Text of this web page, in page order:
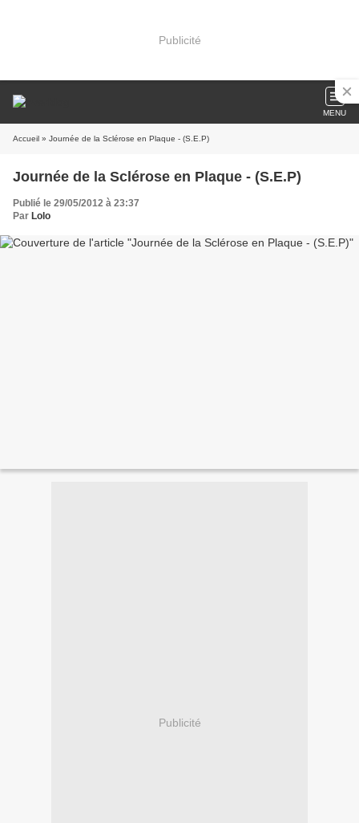
Publicité
MENU
Accueil » Journée de la Sclérose en Plaque - (S.E.P)
Journée de la Sclérose en Plaque - (S.E.P)
Publié le 29/05/2012 à 23:37
Par Lolo
Publicité